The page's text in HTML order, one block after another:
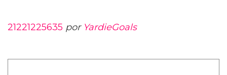
21221225635 por YardieGoals